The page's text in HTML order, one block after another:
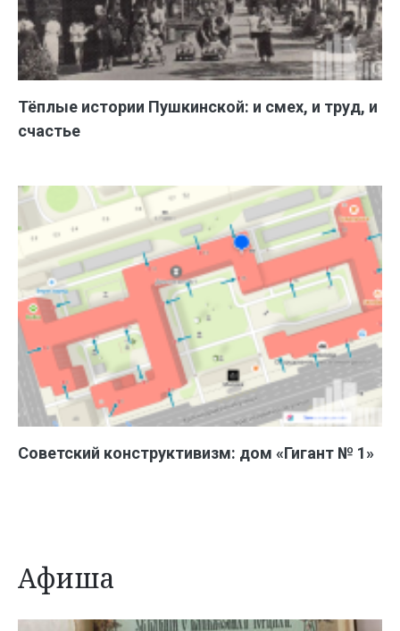
Тёплые истории Пушкинской: и смех, и труд, и
счастье
Советский конструктивизм: дом «Гигант № 1»
Афиша